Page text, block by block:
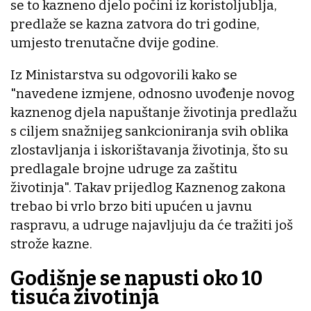
se to kazneno djelo počini iz koristoljublja,
predlaže se kazna zatvora do tri godine,
umjesto trenutačne dvije godine.
Iz Ministarstva su odgovorili kako se
"navedene izmjene, odnosno uvođenje novog
kaznenog djela napuštanje životinja predlažu
s ciljem snažnijeg sankcioniranja svih oblika
zlostavljanja i iskorištavanja životinja, što su
predlagale brojne udruge za zaštitu
životinja". Takav prijedlog Kaznenog zakona
trebao bi vrlo brzo biti upućen u javnu
raspravu, a udruge najavljuju da će tražiti još
strože kazne.
Godišnje se napusti oko 10
tisuća životinja